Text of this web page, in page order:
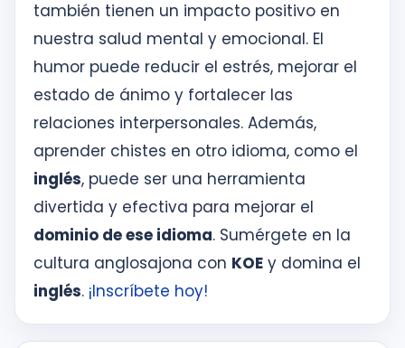
también tienen un impacto positivo en
nuestra salud mental y emocional. El
humor puede reducir el estrés, mejorar el
estado de ánimo y fortalecer las
relaciones interpersonales. Además,
aprender chistes en otro idioma, como el
inglés, puede ser una herramienta
divertida y efectiva para mejorar el
dominio de ese idioma. Sumérgete en la
cultura anglosajona con KOE y domina el
inglés. ¡Inscríbete hoy!